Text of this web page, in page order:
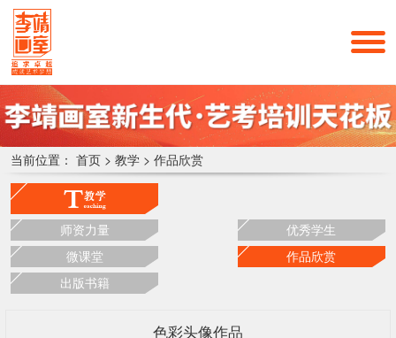
当前位置： 首页 > 教学 > 作品欣赏
师资力量
优秀学生
微课堂
作品欣赏
出版书籍
色彩头像作品